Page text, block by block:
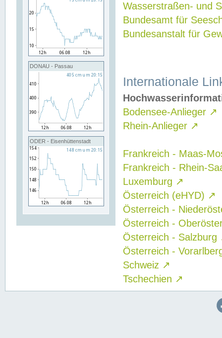
DONAU - Passau
ODER - Eisenhüttenstadt
Wasserstraßen- und
Bundesamt für
Bundesanstalt für
Internationale
Bodensee-Anlieger ↗
Rhein-Anlieger ↗
Frankreich - Maas-
Frankreich - Rhein-
Luxemburg ↗
Österreich (eHYD) ↗
Österreich -
Österreich -
Österreich - Salzburg
Österreich -
Schweiz ↗
Tschechien ↗